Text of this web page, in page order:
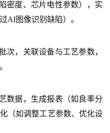
密度、芯片电性参数），实
AI图像识别缺陷）。
次，关联设备与工艺参数，
数据，生成报表（如良率分
（如调整工艺参数、优化设